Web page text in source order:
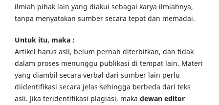
ilmiah pihak lain yang diakui sebagai karya ilmiahnya,
tanpa menyatakan sumber secara tepat dan memadai.
Untuk itu, maka :
Artikel harus asli, belum pernah diterbitkan, dan tidak
dalam proses menunggu publikasi di tempat lain. Materi
yang diambil secara verbal dari sumber lain perlu
diidentifikasi secara jelas sehingga berbeda dari teks
asli. Jika teridentifikasi plagiasi, maka dewan editor